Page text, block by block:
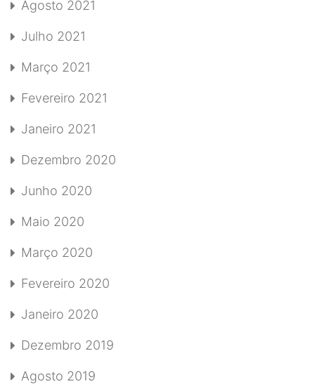
Agosto 2021
Julho 2021
Março 2021
Fevereiro 2021
Janeiro 2021
Dezembro 2020
Junho 2020
Maio 2020
Março 2020
Fevereiro 2020
Janeiro 2020
Dezembro 2019
Agosto 2019